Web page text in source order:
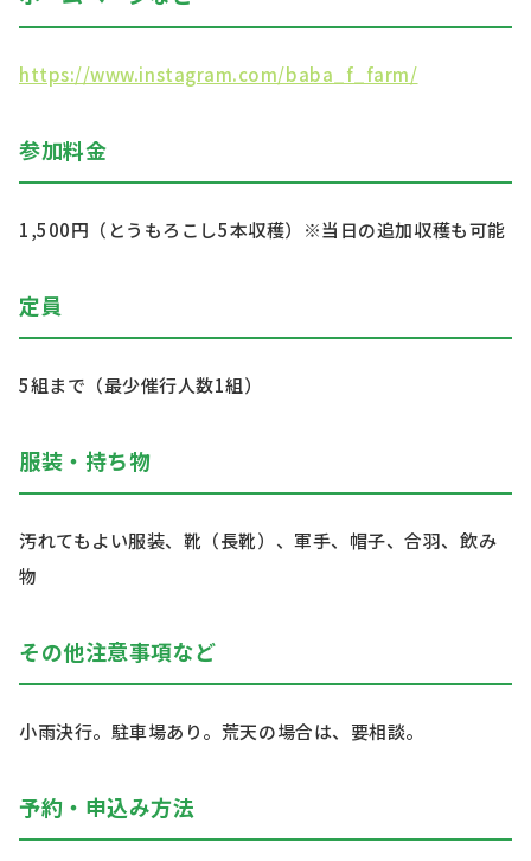
https://www.instagram.com/baba_f_farm/
参加料金
1,500円（とうもろこし5本収穫）※当日の追加収穫も可能
定員
5組まで（最少催行人数1組）
服装・持ち物
汚れてもよい服装、靴（長靴）、軍手、帽子、合羽、飲み
物
その他注意事項など
小雨決行。駐車場あり。荒天の場合は、要相談。
予約・申込み方法